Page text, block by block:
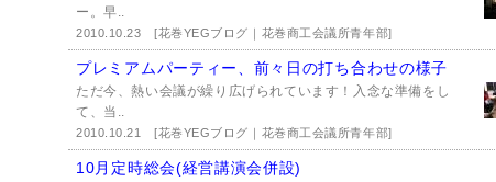
ー。早..
2010.10.23[花巻YEGブログ｜花巻商工会議所青年部]
プレミアムパーティー、前々日の打ち合わせの様子
ただ今、熱い会議が繰り広げられています！入念な準備をし
て、当..
2010.10.21[花巻YEGブログ｜花巻商工会議所青年部]
10月定時総会(経営講演会併設)